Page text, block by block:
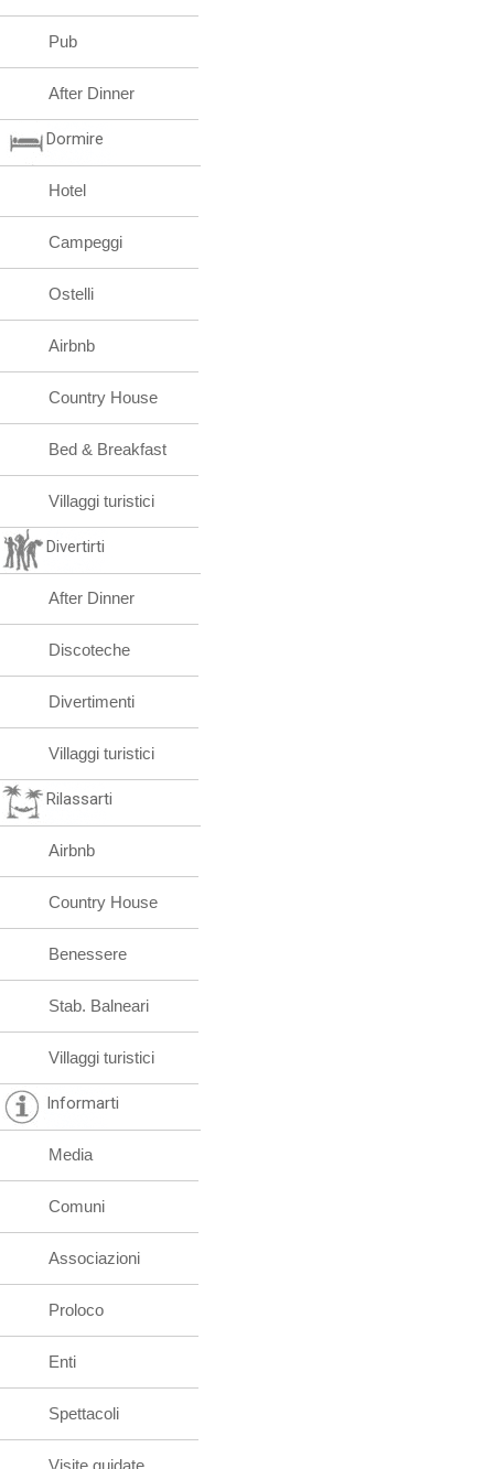
Pub
After Dinner
Dormire
Hotel
Campeggi
Ostelli
Airbnb
Country House
Bed & Breakfast
Villaggi turistici
Divertirti
After Dinner
Discoteche
Divertimenti
Villaggi turistici
Rilassarti
Airbnb
Country House
Benessere
Stab. Balneari
Villaggi turistici
Informarti
Media
Comuni
Associazioni
Proloco
Enti
Spettacoli
Visite guidate